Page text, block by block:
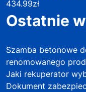
434.99zł
Ostatnie
Szamba betonowe
renomowanego
Jaki rekuperator
Dokument